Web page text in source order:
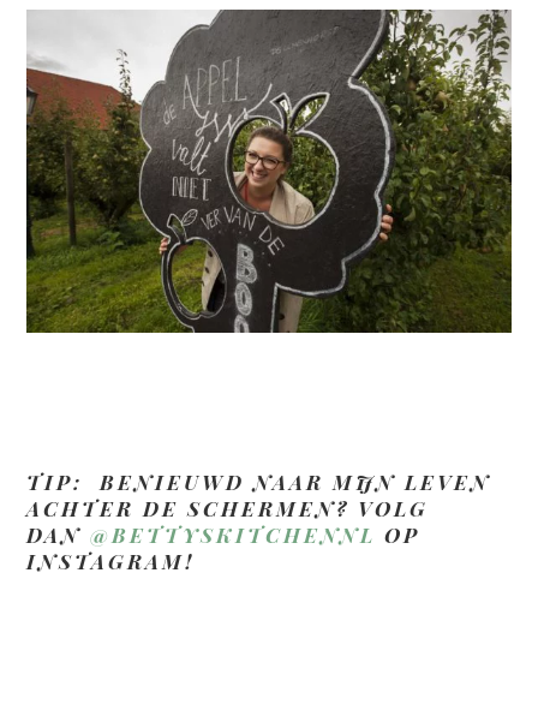
TIP: BENIEUWD NAAR MIJN LEVEN
ACHTER DE SCHERMEN? VOLG
DAN@BETTYSKITCHENNL OP
INSTAGRAM!